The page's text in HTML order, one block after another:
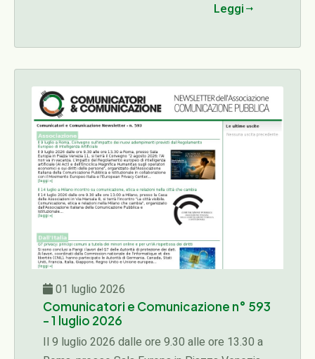
operatori economici e sui diritti delle persone",
Comunicazione Pubblica e Istituzionale in
collaborazione con il Movimento Europeo Italia
e l'European Privacy Center...
Leggi
01 luglio 2026
Comunicatori e Comunicazione n° 593
- 1 luglio 2026
Il 9 luglio 2026 dalle ore 9.30 alle ore 13.30 a